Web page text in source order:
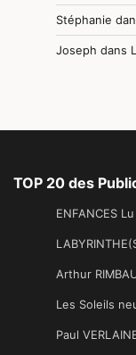
Stéphanie
Joseph dans
TOP 20 des
ENFANCES
Arthur
Les Soleils
Paul